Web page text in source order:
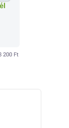
200 Ft